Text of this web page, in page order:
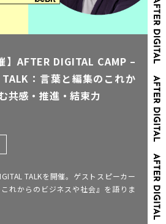
】AFTER DIGITAL CAMP –
：言葉と編集のこれか
共感・推進・結束力
TALKを開催。ゲストスピーカー
れからのビジネスや社会』を語りま